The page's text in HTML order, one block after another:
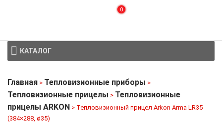
0
КАТАЛОГ
Главная > Тепловизионные приборы >
Тепловизионные прицелы > Тепловизионные
прицелы ARKON > Тепловизионный прицел Arkon Arma LR35
(384×288, ø35)